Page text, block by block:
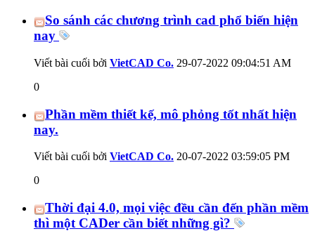
So sánh các chương trình cad phổ biến hiện
nay
Viết bài cuối bởi VietCAD Co. 29-07-2022 09:04:51 AM
0
Phần mềm thiết kế, mô phỏng tốt nhất hiện
nay.
Viết bài cuối bởi VietCAD Co. 20-07-2022 03:59:05 PM
0
Thời đại 4.0, mọi việc đều cần đến phần mềm
thì một CADer cần biết những gì?